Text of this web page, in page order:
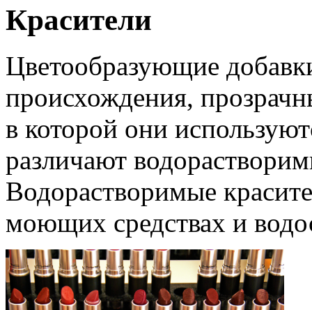
Красители
Цветообразующие
происхождения,
в которой они
различают
Водорастворимые
моющих средствах и